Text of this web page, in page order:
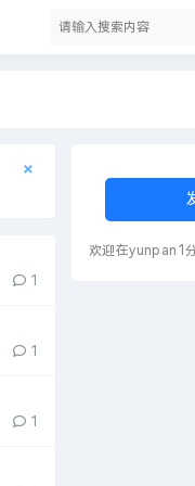
×
×
1
1
1
欢迎在yunpan1